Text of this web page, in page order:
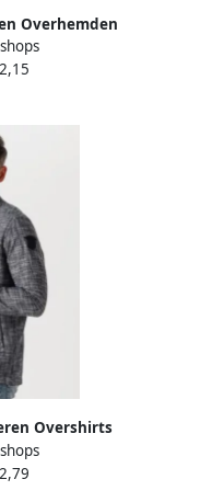
Overhemden
Knitted
Overshirts
2 Tone Slub